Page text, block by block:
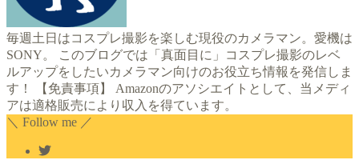
毎週土日はコスプレ撮影を楽しむ現役のカメラマン。愛機は
SONY。 このブログでは「真面目に」コスプレ撮影のレベ
ルアップをしたいカメラマン向けのお役立ち情報を発信しま
す！ 【免責事項】 Amazonのアソシエイトとして、当メディ
アは適格販売により収入を得ています。
＼ Follow me ／